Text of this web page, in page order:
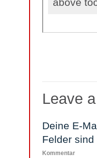
Leave
Deine E-
Felder sind
Kommentar